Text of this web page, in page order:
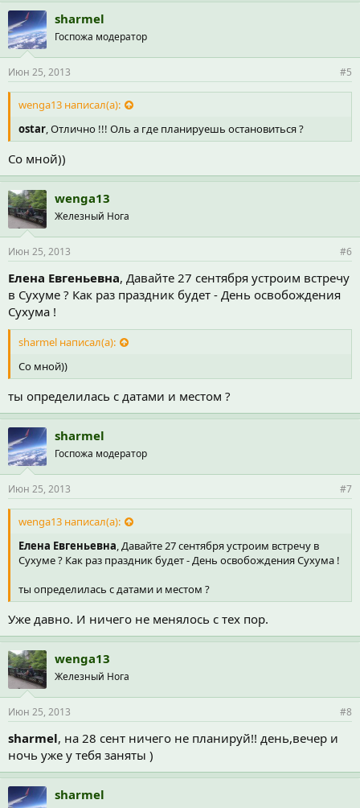
sharmel
Госпожа модератор
Июн 25, 2013 #5
wenga13 написал(а):
ostar, Отлично !!! Оль а где планируешь остановиться ?
Со мной))
wenga13
Железный Нога
Июн 25, 2013 #6
Елена Евгеньевна, Давайте 27 сентября устроим встречу
в Сухуме ? Как раз праздник будет - День освобождения
Сухума !
sharmel написал(а):
Со мной))
ты определилась с датами и местом ?
sharmel
Госпожа модератор
Июн 25, 2013 #7
wenga13 написал(а):
Елена Евгеньевна, Давайте 27 сентября устроим встречу в
Сухуме ? Как раз праздник будет - День освобождения Сухума !
ты определилась с датами и местом ?
Уже давно. И ничего не менялось с тех пор.
wenga13
Железный Нога
Июн 25, 2013 #8
sharmel, на 28 сент ничего не планируй!! день,вечер и
ночь уже у тебя заняты )
sharmel